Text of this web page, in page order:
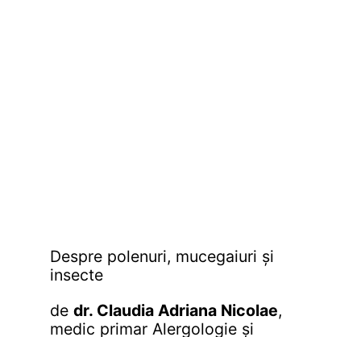
Despre polenuri, mucegaiuri și
insecte
de dr. Claudia Adriana Nicolae,
medic primar Alergologie și